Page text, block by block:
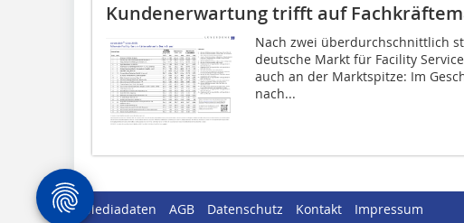
Kundenerwartung trifft auf
Nach zwei überdurchschnittlich
deutsche Markt für Facility
auch an der Marktspitze: Im
nach...
Mediadaten AGB Datenschutz Kontakt Impressum